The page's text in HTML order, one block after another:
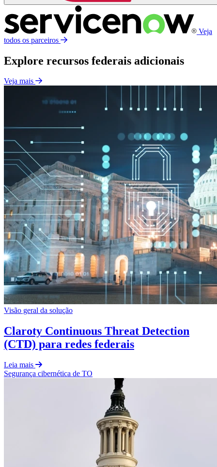
Veja
todos os parceiros
Explore recursos federais adicionais
Veja mais
Visão geral da solução
Claroty Continuous Threat Detection
(CTD) para redes federais
Leia mais
Segurança cibernética de TO